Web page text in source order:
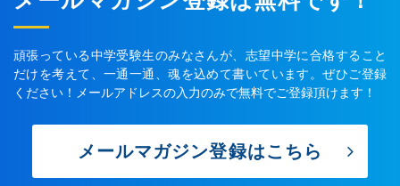
頑張っている中学受験生のみなさんが、志望中学に合格すること
だけを考えて、一通一通、魂を込めて書いています。ぜひご登録
ください！メールアドレスの入力のみで無料でご登録頂けます！
メールマガジン登録はこちら